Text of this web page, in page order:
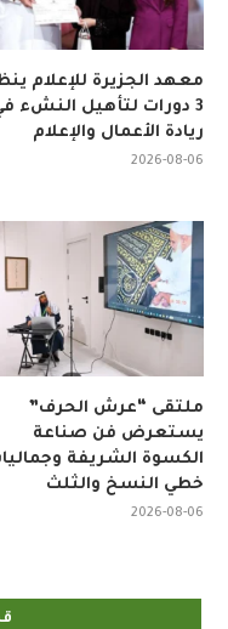
معهد الجزيرة للإعلام
3 دورات لتأهيل النشء
ريادة الأعمال والإعلام
2026-08-06
ملتقى “عرش الحرف”
يستعرض فن صناعة
الكسوة الشريفة
خطي النسخ والثلث
2026-08-06